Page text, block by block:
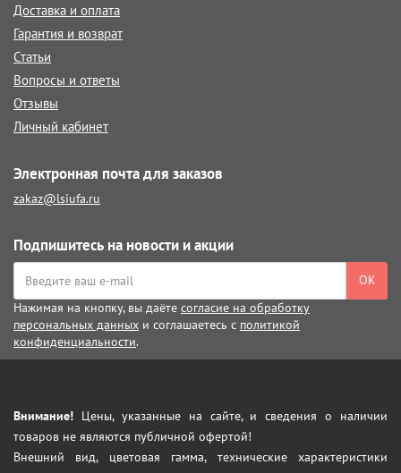
Доставка и оплата
Гарантия и возврат
Статьи
Вопросы и ответы
Отзывы
Личный кабинет
Электронная почта для заказов
zakaz@lsiufa.ru
Подпишитесь на новости и акции
ОК
Нажимая на кнопку, вы даёте согласие на обработку
персональных данных и соглашаетесь с политикой
конфиденциальности.
Внимание! Цены, указанные на сайте, и сведения о наличии
товаров не являются публичной офертой!
Внешний вид, цветовая гамма, технические характеристики